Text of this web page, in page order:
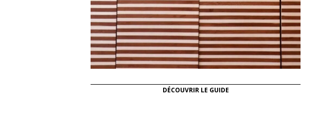
DÉCOUVRIR LE GUIDE